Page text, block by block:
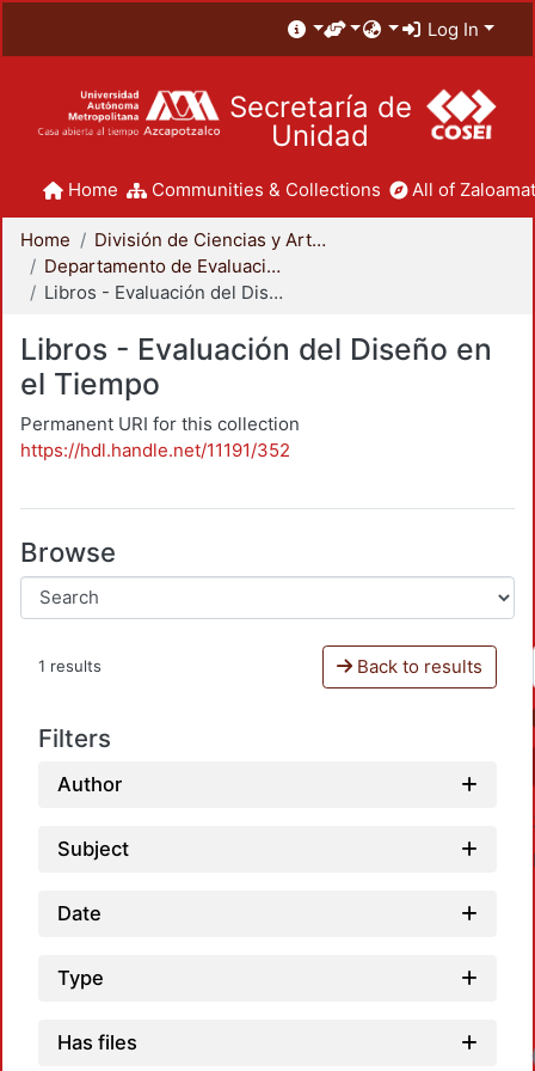
Log In
Secretaría de
Unidad
Home Communities & Collections All of
Home
División de Ciencias y Artes para el Diseño
Departamento de Evaluación del Diseño en el Tiempo
Libros - Evaluación del Diseño en el Tiempo
Libros - Evaluación del Diseño en
el Tiempo
Permanent URI for this collection
https://hdl.handle.net/11191/352
Browse
1 results Back to results
Filters
Author
Subject
Date
Type
Has files